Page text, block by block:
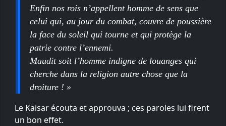
Enfin nos rois n’appellent homme de sens que
celui qui, au jour du combat, couvre de poussière
la face du soleil qui tourne et qui protège la
patrie contre l’ennemi.
Maudit soit l’homme indigne de louanges qui
cherche dans la religion autre chose que la
droiture ! »
Le Kaisar écouta et approuva ; ces paroles lui firent
un bon effet.